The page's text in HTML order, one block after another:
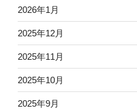
2026年1月
2025年12月
2025年11月
2025年10月
2025年9月